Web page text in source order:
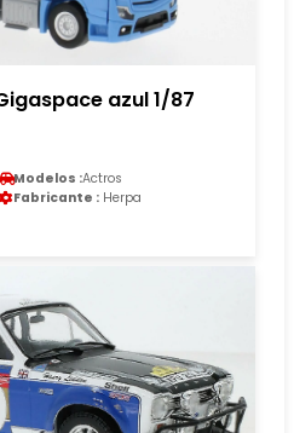
azul 1/87
Modelos :Actros
Fabricante : Herpa